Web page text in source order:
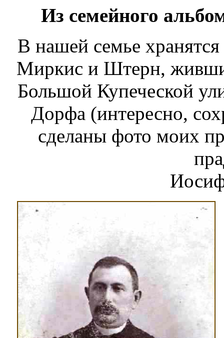
Из семейного
В нашей семье
Миркис и Штерн,
Большой Купеческой
Дорфа (интересно,
сделаны фото моих